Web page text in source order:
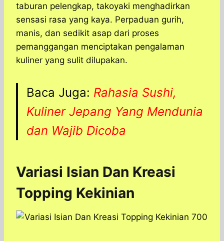
taburan pelengkap, takoyaki menghadirkan
sensasi rasa yang kaya. Perpaduan gurih,
manis, dan sedikit asap dari proses
pemanggangan menciptakan pengalaman
kuliner yang sulit dilupakan.
Baca Juga: Rahasia Sushi,
Kuliner Jepang Yang Mendunia
dan Wajib Dicoba
Variasi Isian Dan Kreasi
Topping Kekinian